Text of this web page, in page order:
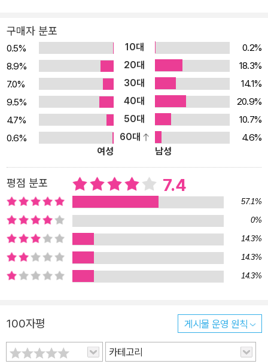
저자가 「한국어판 서문」에서도 밝혔다시피, 이 책은 학술적 목적으로
쓰인 저술이라기보다 역사에 기본적인 소양을 갖춘 일반 대중을 위한
책이다. 이를 위해 저자 르고프는 책과 글의 풍부한 인용, 신화와 민
담, 전설을 넘나드는 생생한 이야기들을 펼쳐 보임으로써 서양 중세
를 흥미롭게 재구성한다. 크게 두 부분으로 나뉘어져 있는 이 책의 제
1부 ‘중세사의 전개’는 연대기적인 접근을 통해 시간별로 역사의 흐름
을 좇아 서술하고 있으며, 제2부 ‘중세 문명’은 78개의 소주제들을
주제별로 접근해 풀어쓰고 있다. 이렇듯 이 책은 중세에 관한 거의 모
든 것을, 즉 삶의 모든 측면에서 인간의 마음 깊숙한 곳에 이르는 세세
한 부분들까지 놓치지 않고 살피고 있다. 이는 저자가 다름 아닌 “문
화인류학에 근접한 역사학, 즉 모든 인간을 추상성 속에서가 아니라
그들의 구체성과 그들 존재의 총체성 속에서 포착하고 이해하려 노력
하는 역사학”을 지향하기 때문이다. 특히 이 책의 두드러진 점 가운데
하나는 아날학파 제3세대의 특징이라 할 수 있는 심성사적 측면에서
중세 사회의 면면을 살피고 있다는 점이다. “사회란 그것을 이루는 인
알 수 있듯, 저자는 상징 세계의 역사뿐만 아니라 상상 세계의 역사에
다름 아닌 “역사 속에서의 사회들은 스스로의 존속을 위해 상징들을
구매자 분포
0.5% 10대
0.2%
8.9%
20대
18.3%
7.0%
30대
14.1%
9.5%
40대
20.9%
4.7%
50대
10.7%
0.6%
60대
4.6%
여성
남성
평점 분포 7.4
57.1%
0%
14.3%
14.3%
14.3%
100자평 게시물 운영 원칙
카테고리